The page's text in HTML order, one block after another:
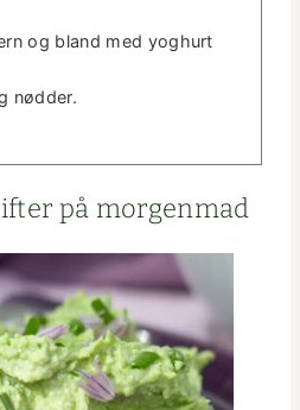
og bland med yoghurt
nødder.
på morgenmad